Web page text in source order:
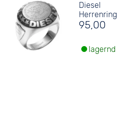
Diesel
Herrenring
95,00
lagernd